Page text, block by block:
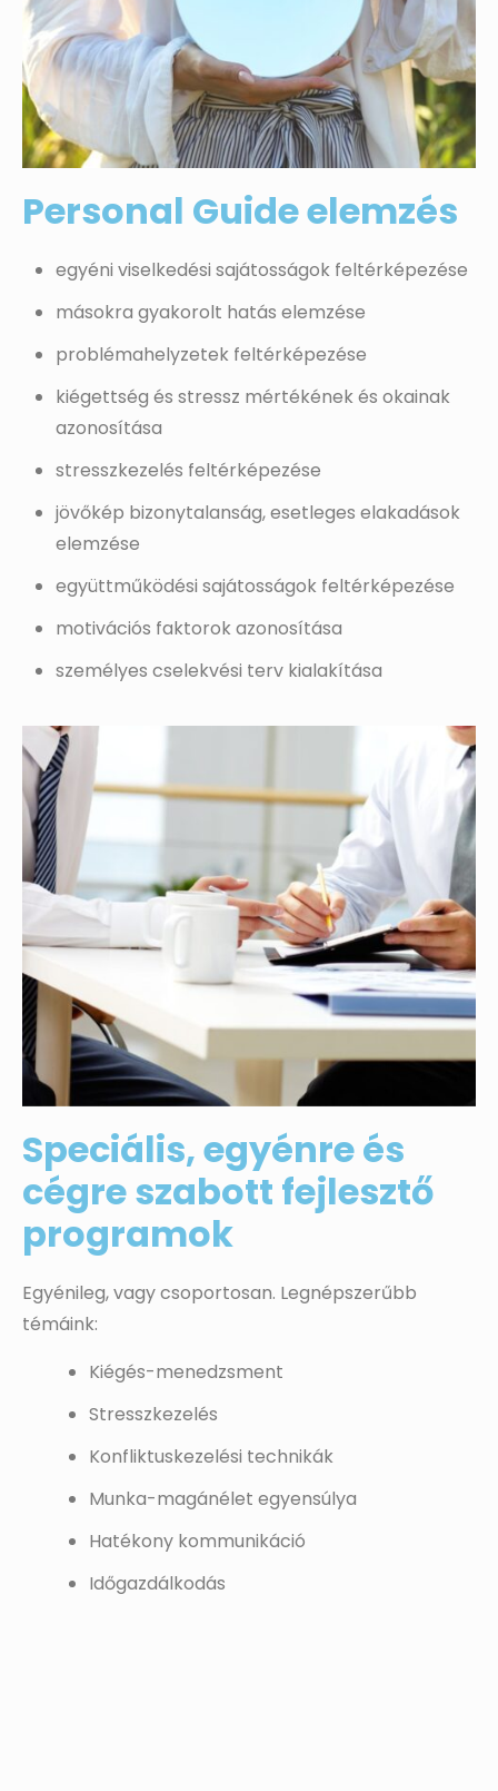
Personal Guide elemzés
egyéni viselkedési sajátosságok feltérképezése
másokra gyakorolt hatás elemzése
problémahelyzetek feltérképezése
kiégettség és stressz mértékének és okainak
azonosítása
stresszkezelés feltérképezése
jövőkép bizonytalanság, esetleges elakadások
elemzése
együttműködési sajátosságok feltérképezése
motivációs faktorok azonosítása
személyes cselekvési terv kialakítása
Speciális, egyénre és
cégre szabott fejlesztő
programok
Egyénileg, vagy csoportosan. Legnépszerűbb
témáink:
Kiégés-menedzsment
Stresszkezelés
Konfliktuskezelési technikák
Munka-magánélet egyensúlya
Hatékony kommunikáció
Időgazdálkodás